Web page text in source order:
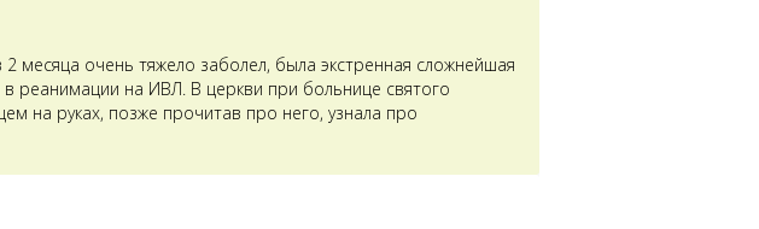
месяца очень тяжело заболел, была экстренная сложнейшая
реанимации на ИВЛ. В церкви при больнице святого
на руках, позже прочитав про него, узнала про